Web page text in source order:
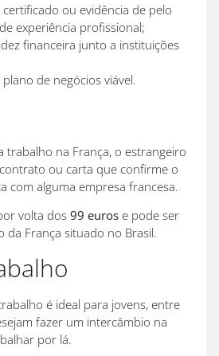
ou evidência de pelo
experiência profissional;
financeira junto a instituições
de negócios viável.
trabalho na França, o estrangeiro
ou carta que confirme o
com alguma empresa francesa.
volta dos 99 euros e pode ser
da França situado no Brasil.
é ideal para jovens, entre
fazer um intercâmbio na
por lá.